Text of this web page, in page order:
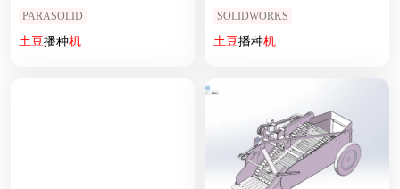
PARASOLID
土豆播种机
SOLIDWORKS
土豆播种机